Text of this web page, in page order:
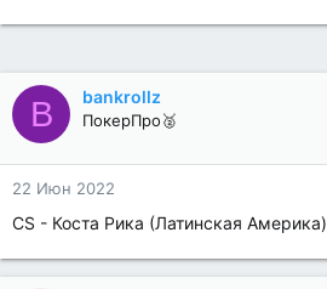
B bankrollz
ПокерПро🥈
22 Июн 2022
CS - Коста Рика (Латинская Америка)